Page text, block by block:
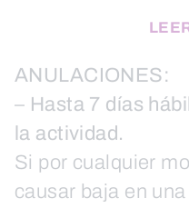
ANULACIONES:
– Hasta 7 días
la actividad.
Si por cualquier
causar baja en